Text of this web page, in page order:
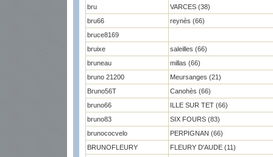
bru
VARCES (38)
bru66
reynès (66)
bruce8169
bruixe
saleilles (66)
bruneau
millas (66)
bruno 21200
Meursanges (21)
Bruno56T
Canohès (66)
bruno66
ILLE SUR TET (66)
bruno83
SIX FOURS (83)
brunococvelo
PERPIGNAN (66)
BRUNOFLEURY
FLEURY D'AUDE (11)